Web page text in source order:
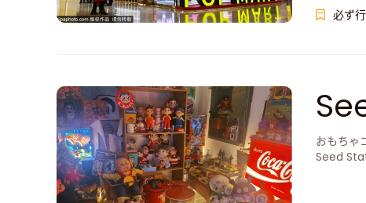
必ず
おもちゃ
Seed